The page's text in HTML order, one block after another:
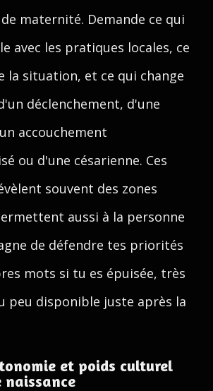
maternité. Demande ce qui
avec les pratiques locales, ce
la situation, et ce qui change
déclenchement, d'une
accouchement
ou d'une césarienne. Ces
souvent des zones
aussi à la personne
de défendre tes priorités
mots si tu es épuisée, très
peu disponible juste après la
et poids culturel
naissance